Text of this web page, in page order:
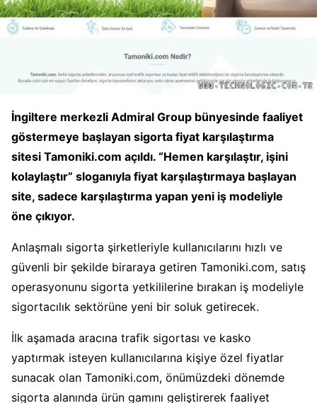
İngiltere merkezli Admiral Group bünyesinde faaliyet
göstermeye başlayan sigorta fiyat karşılaştırma
sitesi Tamoniki.com açıldı. “Hemen karşılaştır, işini
kolaylaştır” sloganıyla fiyat karşılaştırmaya başlayan
site, sadece karşılaştırma yapan yeni iş modeliyle
öne çıkıyor.
Anlaşmalı sigorta şirketleriyle kullanıcılarını hızlı ve
güvenli bir şekilde biraraya getiren Tamoniki.com, satış
operasyonunu sigorta yetkililerine bırakan iş modeliyle
sigortacılık sektörüne yeni bir soluk getirecek.
İlk aşamada aracına trafik sigortası ve kasko
yaptırmak isteyen kullanıcılarına kişiye özel fiyatlar
sunacak olan Tamoniki.com, önümüzdeki dönemde
sigorta alanında ürün gamını geliştirerek faaliyet